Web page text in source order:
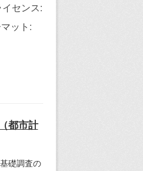
イセンス:
ット:
都市計
礎調査の